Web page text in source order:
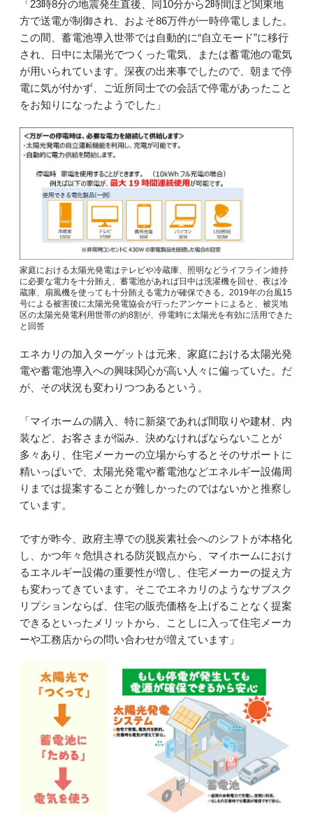
「23時8分の地震発生直後、同10分から2時間ほど関東地
方で送電が制御され、およそ86万件が一時停電しました。
この間、蓄電池導入世帯では自動的に“自立モード”に移行
され、日中に太陽光でつくった電気、または蓄電池の電気
が用いられています。深夜の出来事でしたので、朝まで停
電に気が付かず、ご近所同士での会話で停電があったこと
をお知りになったようでした」
家庭における太陽光発電はテレビや冷蔵庫、照明などライフライン維持
に必要な電力を十分賄え、蓄電池があれば日中は洗濯機を回せ、夜は冷
蔵庫、扇風機を使っても十分賄える電力が確保できる。2019年の台風15
号による被害後に太陽光発電協会が行ったアンケートによると、被災地
区の太陽光発電利用世帯の約8割が、停電時に太陽光を有効に活用できた
と回答
エネカリの加入ターゲットは元来、家庭における太陽光発
電や蓄電池導入への興味関心が高い人々に偏っていた。だ
が、その状況も変わりつつあるという。
「マイホームの購入、特に新築であれば間取りや建材、内
装など、お客さまが悩み、決めなければならないことが
多々あり、住宅メーカーの立場からするとそのサポートに
精いっぱいで、太陽光発電や蓄電池などエネルギー設備周
りまでは提案することが難しかったのではないかと推察し
ています。
ですが昨今、政府主導での脱炭素社会へのシフトが本格化
し、かつ年々危惧される防災観点から、マイホームにおけ
るエネルギー設備の重要性が増し、住宅メーカーの捉え方
も変わってきています。そこでエネカリのようなサブスク
リプションならば、住宅の販売価格を上げることなく提案
できるといったメリットから、ことしに入って住宅メーカ
ーや工務店からの問い合わせが増えています」